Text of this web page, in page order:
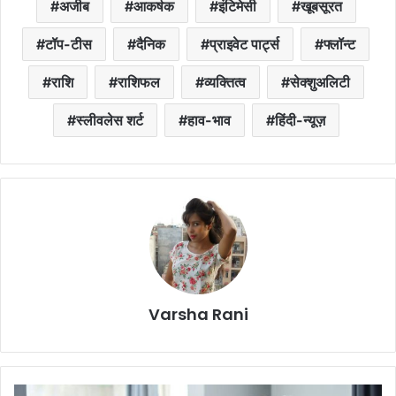
अजीब आकर्षक इंटिमेसी खूबसूरत
टॉप-टीस दैनिक प्राइवेट पार्ट्स फ्लॉन्ट
राशि राशिफल व्यक्तित्व सेक्शुअलिटी
स्लीवलेस शर्ट हाव-भाव हिंदी-न्यूज़
Varsha Rani